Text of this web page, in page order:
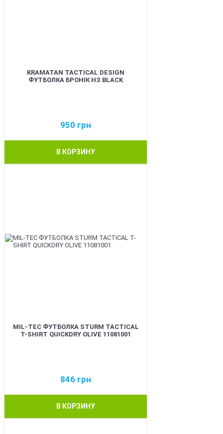
KRAMATAN TACTICAL DESIGN
ФУТБОЛКА БРОНІК НЗ BLACK
950 грн
В КОРЗИНУ
MIL-TEC ФУТБОЛКА STURM TACTICAL
T-SHIRT QUICKDRY OLIVE 11081001
846 грн
В КОРЗИНУ